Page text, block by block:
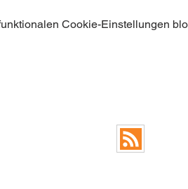
Cookie-Einstellungen